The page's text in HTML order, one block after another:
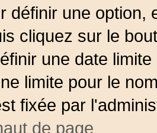
définir une option,
cliquez sur le
une date
limite pour le
fixée par
de page